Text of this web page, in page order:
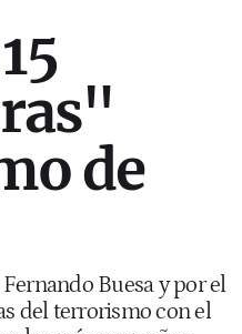
de
Buesa y por el
del terrorismo con el